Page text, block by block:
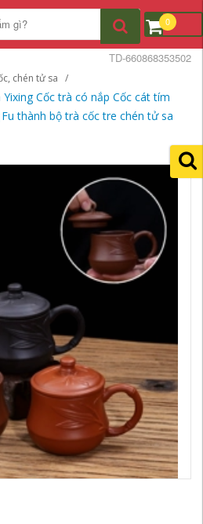
0
chén tử sa
Cốc trà có nắp Cốc cát tím
thành bộ trà cốc tre chén tử sa
TD-660868353502